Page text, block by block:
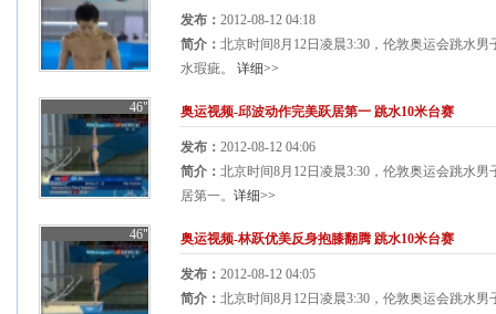
发布： 2012-08-12 04:18
简介： 北京时间8月12日凌晨3:30，伦敦奥运会跳水
水瑕疵。 详细>>
46" 奥运视频-邱波动作完美跃居第一 跳水10米台赛
发布： 2012-08-12 04:06
简介： 北京时间8月12日凌晨3:30，伦敦奥运会跳水
居第一。 详细>>
46" 奥运视频-林跃优美反身抱膝翻腾 跳水10米台赛
发布： 2012-08-12 04:05
简介： 北京时间8月12日凌晨3:30，伦敦奥运会跳水